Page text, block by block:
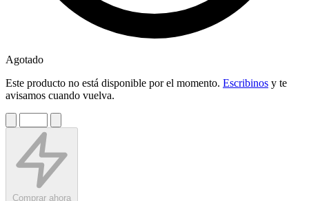
Agotado
Este producto no está disponible por el momento. Escribinos y te
avisamos cuando vuelva.
Comprar ahora